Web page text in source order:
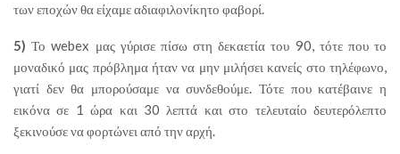
των εποχών θα είχαμε αδιαφιλονίκητο φαβορί.
5) Το webex μας γύρισε πίσω στη δεκαετία του 90, τότε που το
μοναδικό μας πρόβλημα ήταν να μην μιλήσει κανείς στο τηλέφωνο,
γιατί δεν θα μπορούσαμε να συνδεθούμε. Τότε που κατέβαινε η
εικόνα σε 1 ώρα και 30 λεπτά και στο τελευταίο δευτερόλεπτο
ξεκινούσε να φορτώνει από την αρχή.